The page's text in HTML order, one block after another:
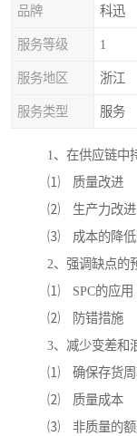
品牌 科迅
服务等级 1
服务地区 浙江
服务类型 服务
1、在供应链中
⑴
质量改进
⑵
生产力改进
⑶
成本的降低
2、强调缺点的
⑴ SPC的应用
⑵
防错措施
3、减少变差和
⑴
确保存货
⑵
质量成本
⑶
非质量的